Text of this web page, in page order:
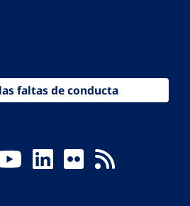
faltas de conducta